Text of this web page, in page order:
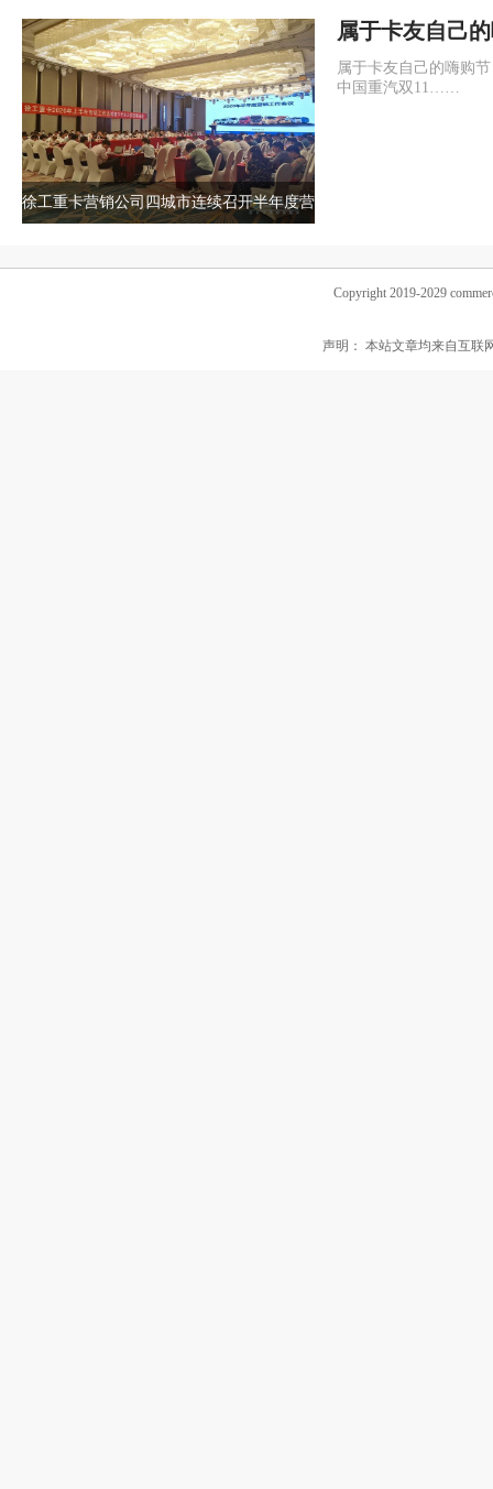
徐工重卡营销公司四城市连续召开半年度营
属于卡友自己
多惊喜尽在中
属于卡友自己的嗨购
中国重汽双11……
Copyright 2019-2029
声明： 本站文章均来自互联